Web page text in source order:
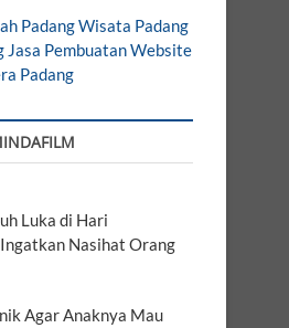
PadangWisata Padang
Jasa Pembuatan Website
Padang
Luka di Hari
Nasihat Orang
Agar Anaknya Mau